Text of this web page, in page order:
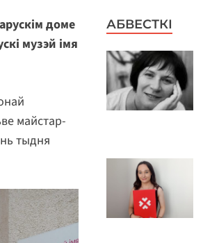
доме
музэй імя
майстар-
тыдня
АБВЕСТКІ